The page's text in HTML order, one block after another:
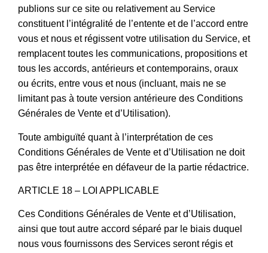
publions sur ce site ou relativement au Service
constituent l’intégralité de l’entente et de l’accord entre
vous et nous et régissent votre utilisation du Service, et
remplacent toutes les communications, propositions et
tous les accords, antérieurs et contemporains, oraux
ou écrits, entre vous et nous (incluant, mais ne se
limitant pas à toute version antérieure des Conditions
Générales de Vente et d’Utilisation).
Toute ambiguïté quant à l’interprétation de ces
Conditions Générales de Vente et d’Utilisation ne doit
pas être interprétée en défaveur de la partie rédactrice.
ARTICLE 18 – LOI APPLICABLE
Ces Conditions Générales de Vente et d’Utilisation,
ainsi que tout autre accord séparé par le biais duquel
nous vous fournissons des Services seront régis et